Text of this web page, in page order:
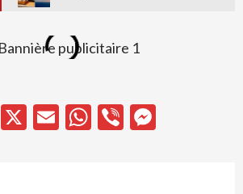
Facebook
X EmailWhatsApp
Viber